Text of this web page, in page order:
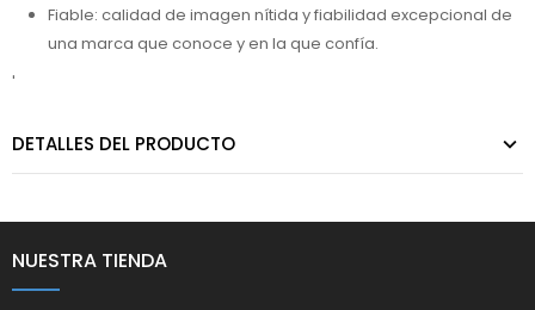
Fiable: calidad de imagen nítida y fiabilidad excepcional de
una marca que conoce y en la que confía.
'
DETALLES DEL PRODUCTO
NUESTRA TIENDA